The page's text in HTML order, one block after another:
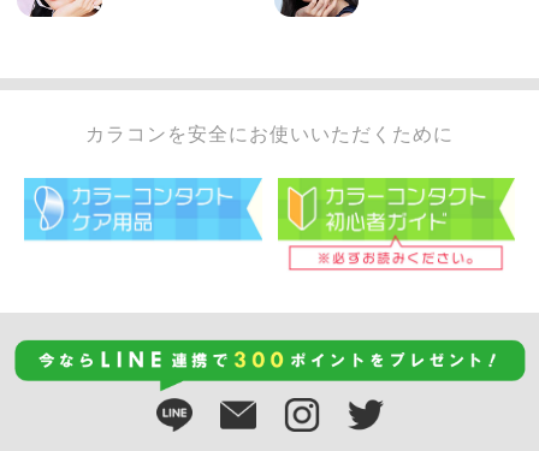
カラコンを安全にお使いいただくために